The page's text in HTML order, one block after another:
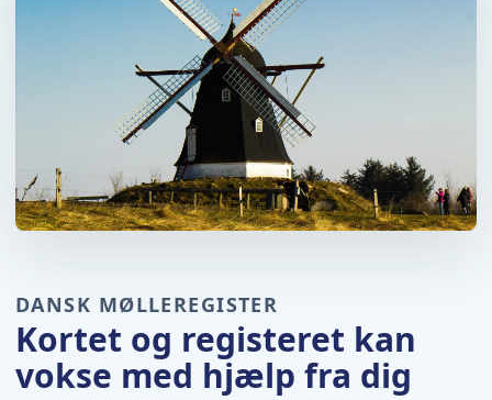
DANSK MØLLEREGISTER
Kortet og registeret kan
vokse med hjælp fra dig